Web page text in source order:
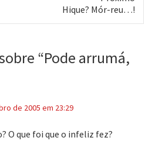
Hique? Mór-reu…!
“Pode arrumá,
de 2005 em 23:29
O que foi que o infeliz fez?